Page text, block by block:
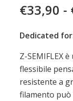
€33,90 -
Dedicated
Z-SEMIFLEX
flessibile
resistente a
filamento può